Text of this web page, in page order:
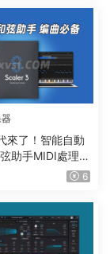
Edition) GUIS
來了！智能自動
助手MIDI處理Pl
– Scaler 3 v3.
6